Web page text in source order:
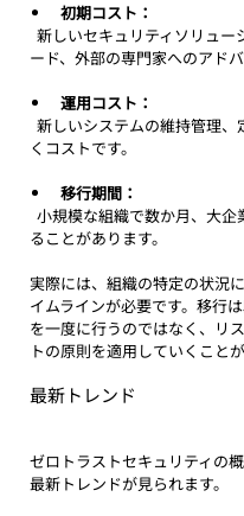
初期コスト：
ード、外部の専門家へのアド
運用コスト：
くコストです。
移行期間：
ることがあります。
実際には、組織の特定の状況
イムラインが必要です。移行
を一度に行うのではなく、リ
トの原則を適用していくこと
最新トレンド
ゼロトラストセキュリティの
最新トレンドが見られます。